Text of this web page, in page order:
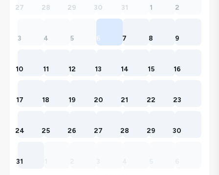
27 28 29 30 31 1 2
3 4 5 6 7 8 9
10 11 12 13 14 15 16
17 18 19 20 21 22 23
24 25 26 27 28 29 30
31